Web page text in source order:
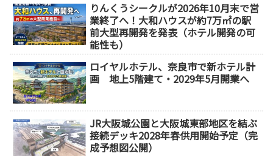
りんくうシークルが2026年10月末で営
業終了へ！大和ハウスが約7万㎡の駅
前大型再開発を発表（ホテル開発の可
能性も）
ロイヤルホテル、奈良市で新ホテル計
画 地上5階建て・2029年5月開業へ
JR大阪城公園と大阪城東部地区を結ぶ
接続デッキ2028年春供用開始予定（完
成予想図公開）